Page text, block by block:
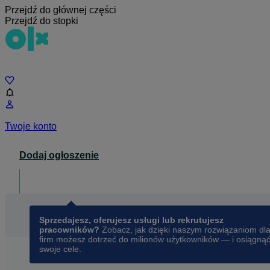
Przejdź do głównej części
Przejdź do stopki
Twoje konto
Dodaj ogłoszenie
Sprzedajesz, oferujesz usługi lub rekrutujesz
pracowników? Zobacz, jak dzięki naszym rozwiązaniom dla
firm możesz dotrzeć do milionów użytkowników — i osiągnąć
swoje cele.